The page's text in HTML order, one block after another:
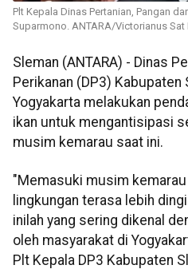
Plt Kepala Dinas Pertanian, Pangan
Suparmono. ANTARA/Victorianus Sat
Sleman (ANTARA) - Dinas
Perikanan (DP3)
Yogyakarta melakukan
ikan untuk mengantisipasi
musim kemarau saat ini.
"Memasuki musim
lingkungan terasa lebih
inilah yang sering dikenal
oleh masyarakat di
Plt Kepala DP3 Kabupaten